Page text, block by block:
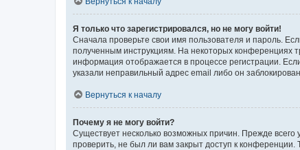
Я только что зарегистрировался, но не могу войти!
Сначала проверьте свои имя пользователя и пароль.
полученным инструкциям. На некоторых конференциях
информация отображается в процессе регистрации.
указали неправильный адрес email либо он
Вернуться к началу
Почему я не могу войти?
Существует несколько возможных причин. Прежде
проверить, не был ли вам закрыт доступ к